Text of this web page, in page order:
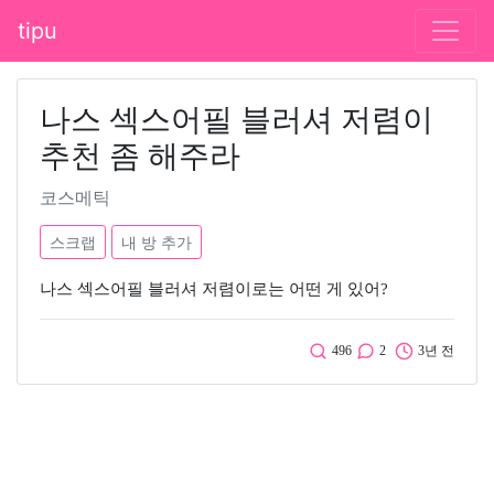
tipu
나스 섹스어필 블러셔 저렴이
추천 좀 해주라
코스메틱
스크랩 내 방 추가
나스 섹스어필 블러셔 저렴이로는 어떤 게 있어?
496 2 3년 전